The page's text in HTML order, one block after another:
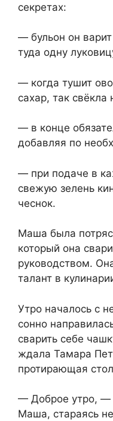
секретах:
— бульон он
туда одну
— когда тушит
сахар, так свёкла
— в конце
добавляя по
— при подаче в
свежую зелень
чеснок.
Маша была
который она
руководством.
талант в
Утро началось с
сонно
сварить себе
ждала Тамара
протирающая
— Доброе утро, —
Маша, стараясь